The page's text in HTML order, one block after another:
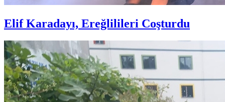
Elif Karadayı, Ereğlilileri Coşturdu